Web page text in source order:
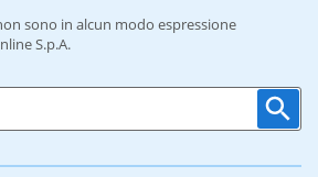
sono in alcun modo espressione
S.p.A.